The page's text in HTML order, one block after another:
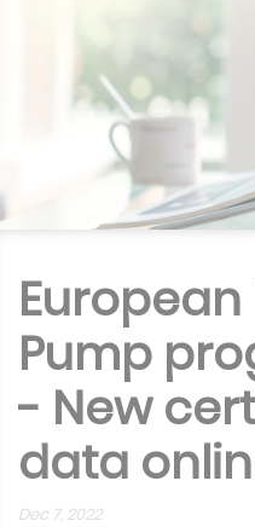
Pump
- New
data
Dec 7, 2022